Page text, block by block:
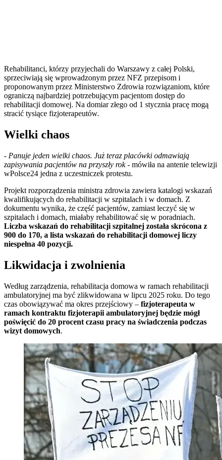
Rehabilitanci, którzy przyjechali do Warszawy z całej Polski,
sprzeciwiają się wprowadzonym przez NFZ przepisom i
proponowanym przez Ministerstwo Zdrowia rozwiązaniom, które
ograniczą najbardziej potrzebującym pacjentom dostęp do
rehabilitacji domowej. Na domiar złego od 1 stycznia pracę mogą
stracić tysiące fizjoterapeutów.
Wielki chaos
- Panuje jeden wielki chaos. Już teraz placówki odmawiają
zapisywania pacjentów na przyszły rok- mówiła na antenie telewizji
wPolsce24 jedna z uczestniczek protestu.
Projekt rozporządzenia ministra zdrowia zawiera katalogi wskazań
kwalifikujących do rehabilitacji w szpitalach i w domach. Z
dokumentu wynika, że część pacjentów, zamiast leczyć się w
szpitalach i domach, miałaby rehabilitować się w poradniach.
Liczba wskazań do rehabilitacji szpitalnej została skrócona z
900 do 170, a lista wskazań do rehabilitacji domowej liczy
niespełna 40 pozycji.
Likwidacja i zwolnienia
Według zarządzenia, rehabilitacja domowa w ramach rehabilitacji
ambulatoryjnej ma być zlikwidowana w lipcu 2025 roku. Do tego
czas obowiązywać ma okres przejściowy – fizjoterapeuta w
ramach kontraktu fizjoterapii ambulatoryjnej będzie mógł
poświęcić do 20 procent czasu pracy na świadczenia podczas
wizyt domowych.